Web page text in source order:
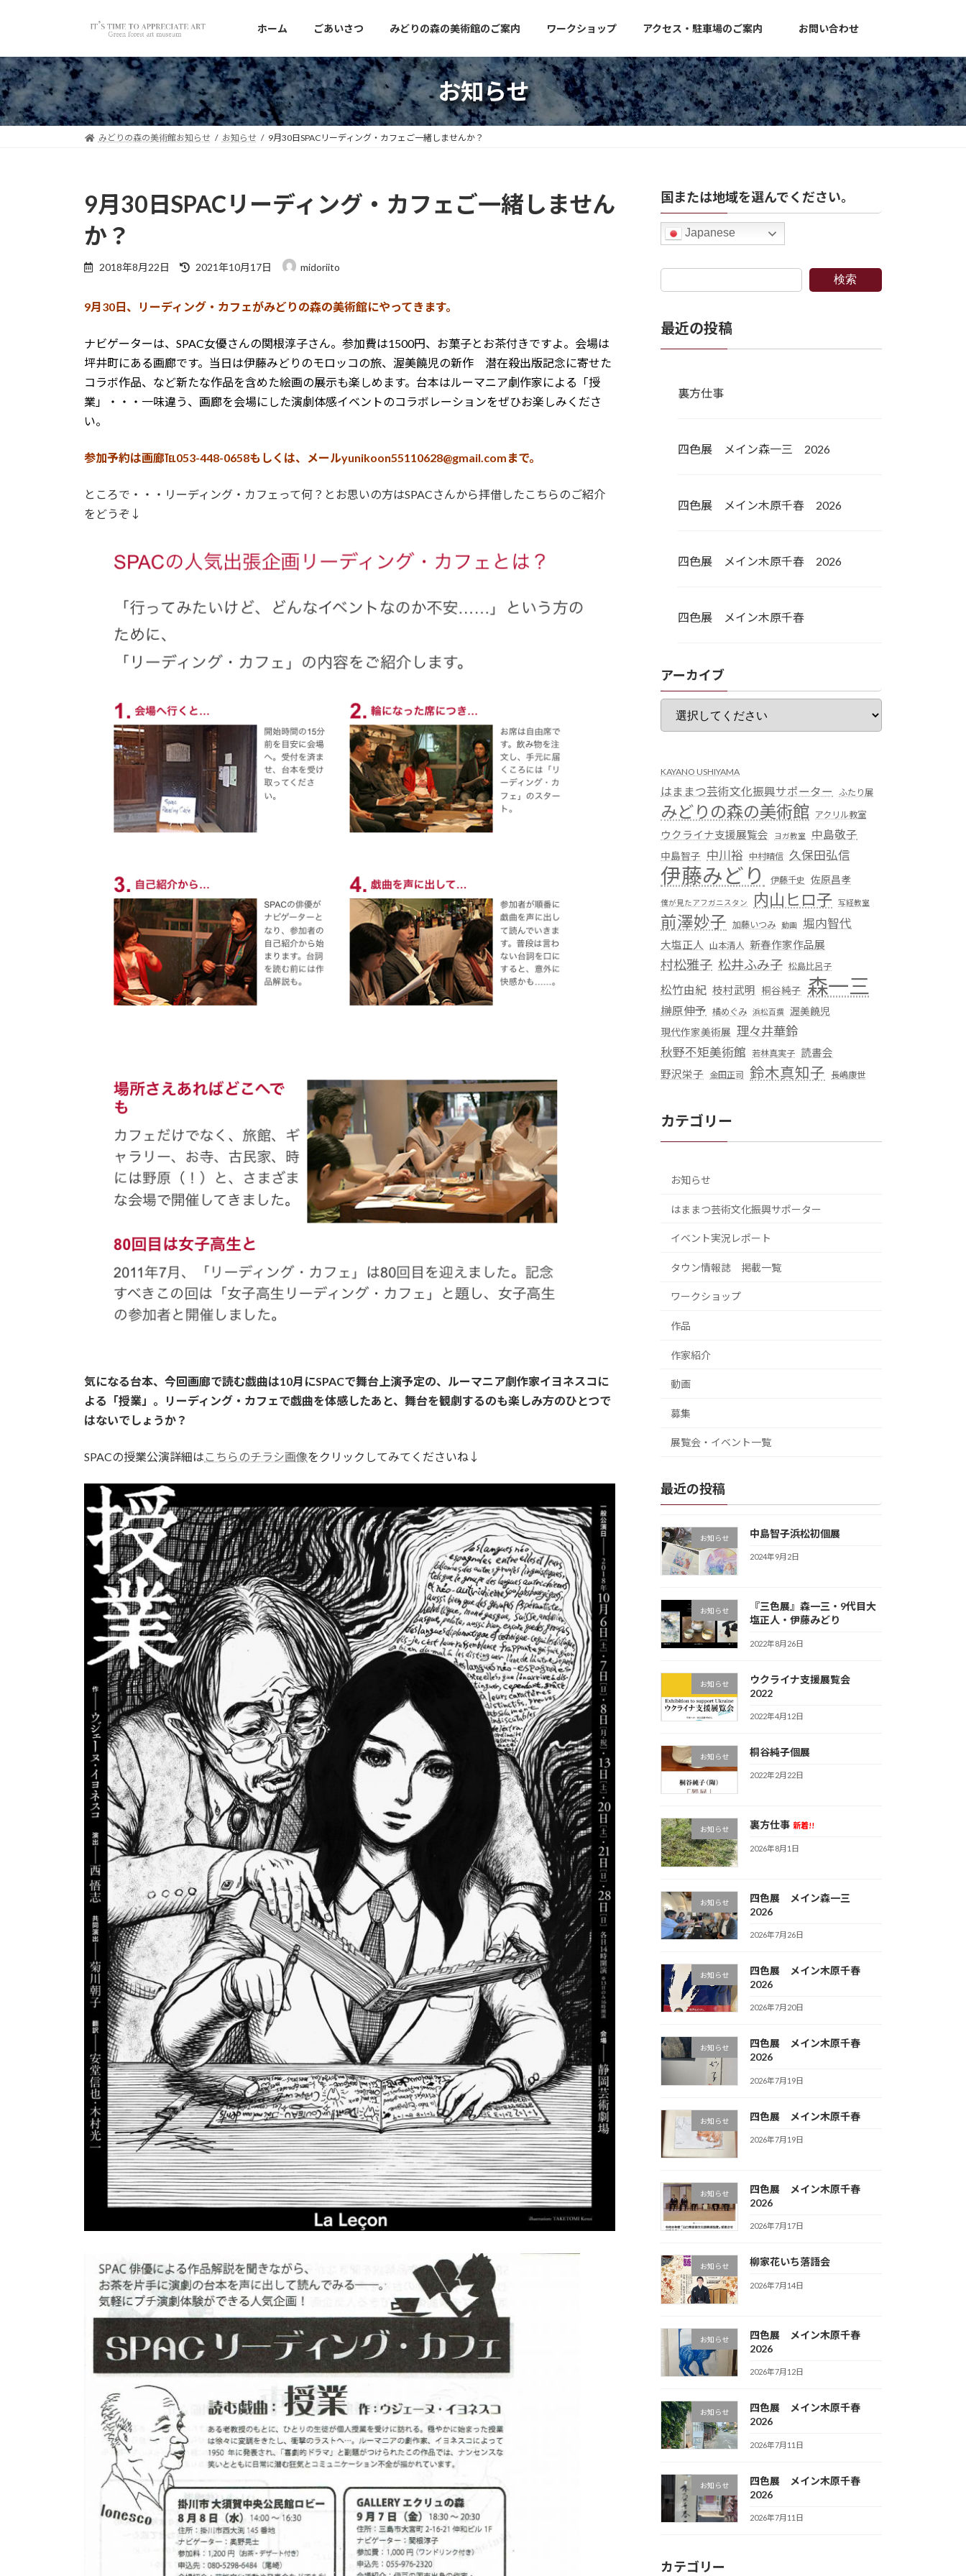
ン
ツ
へ
ス
キ
ー
シ
ョ
ン
に
ホーム ごあいさつ みどりの森の美術館のご案内 ワークショップ アクセス・駐車場のご案内 お問い合わせ
お知らせ
みどりの森の美術館お知らせ お知らせ 9月30日SPACリーディング・カフェご一緒しませんか？
9月30日SPACリーディング・カフェご一緒しません
か？
2018年8月22日
最
新
:
2021年10月17日 midoriito
9月30日、リーディング・カフェがみどりの森の美術館にやってきます。
ナビゲーターは、SPAC女優さんの関根淳子さん。参加費は1500円、お菓子とお茶付きですよ。会場は
坪井町にある画廊です。当日は伊藤みどりのモロッコの旅、渥美饒児の新作 潜在殺出版記念に寄せた
コラボ作品、など新たな作品を含めた絵画の展示も楽しめます。台本はルーマニア劇作家による「授
業」・・・一味違う、画廊を会場にした演劇体感イベントのコラボレーションをぜひお楽しみくださ
い。
参加予約は画廊℡053-448-0658もしくは、メールyunikoon55110628@gmail.comまで。
ところで・・・リーディング・カフェって何？とお思いの方はSPACさんから拝借したこちらのご紹介
をどうぞ↓
気になる台本、今回画廊で読む戯曲は10月にSPACで舞台上演予定の、ルーマニア劇作家イヨネスコに
よる「授業」。リーディング・カフェで戯曲を体感したあと、舞台を観劇するのも楽しみ方のひとつで
はないでしょうか？
SPACの授業公演詳細は こちらのチラシ画像をクリックしてみてくださいね↓
国または地域を選んでください。
Japanese
検索
最近の投稿
裏方仕事
四色展 メイン森一三 2026
四色展 メイン木原千春 2026
四色展 メイン木原千春 2026
四色展 メイン木原千春
アーカイブ
KAYANO USHIYAMA
はままつ芸術文化振興サポーター ふたり展
みどりの森の美術館 アクリル教室
ウクライナ支援展覧会 ヨガ教室 中島敬子
中島智子 中川裕 中村晴信 久保田弘信
伊藤みどり 伊藤千史 佐原昌孝
僕が見たアフガニスタン 内山ヒロ子 写経教室
前澤妙子 加藤いつみ 動画 堀内智代
大塩正人 山本清人 新春作家作品展
村松雅子 松井ふみ子 松島比呂子
松竹由紀 枝村武明 桐谷純子 森一三
榊原伸予 橘めぐみ 浜松百撰
渥美饒児
現代作家美術展 理々井華鈴
秋野不矩美術館 若林真実子 読書会
野沢栄子
金田正司 鈴木真知子 長嶋康世
カテゴリー
お知らせ
はままつ芸術文化振興サポーター
イベント実況レポート
タウン情報誌 掲載一覧
ワークショップ
作品
作家紹介
動画
募集
展覧会・イベント一覧
最近の投稿
お知らせ 中島智子浜松初個展
2024年9月2日
お知らせ
『三色展』森一三・9代目大
塩正人・伊藤みどり
2022年8月26日
お知らせ
ウクライナ支援展覧会
2022
2022年4月12日
お知らせ 桐谷純子個展
2022年2月22日
お知らせ 裏方仕事 新着!!
2026年8月1日
お知らせ
四色展 メイン森一三
2026
2026年7月26日
お知らせ
四色展 メイン木原千春
2026
2026年7月20日
お知らせ
四色展 メイン木原千春
2026
2026年7月19日
お知らせ 四色展 メイン木原千春
2026年7月19日
お知らせ
四色展 メイン木原千春
2026
2026年7月17日
お知らせ 柳家花いち落語会
2026年7月14日
お知らせ
四色展 メイン木原千春
2026
2026年7月12日
お知らせ
四色展 メイン木原千春
2026
2026年7月11日
お知らせ
四色展 メイン木原千春
2026
2026年7月11日
カテゴリー